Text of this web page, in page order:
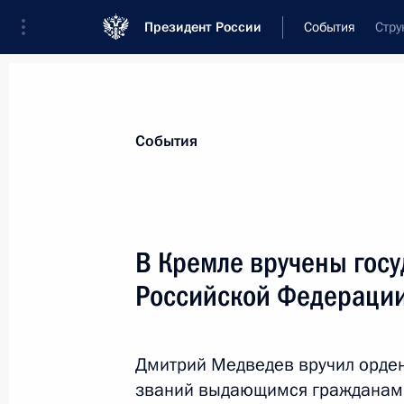
Президент России События
Новости
Комиссия по государственным наградам
События
В Кремле вручены
Российской
Дмитрий Медведев вручил
званий выдающимся